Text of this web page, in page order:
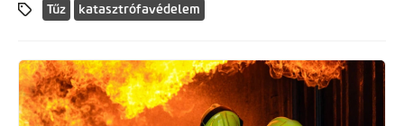
Tűz katasztrófavédelem